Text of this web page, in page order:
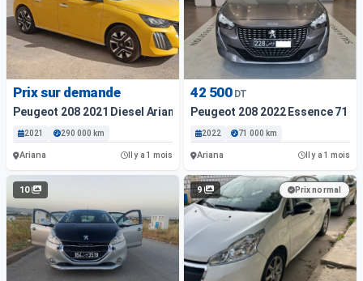
Prix sur demande
Peugeot 208 2021 Diesel Ariana
2021 290 000 km
Ariana Il y a 1 mois
42 500 DT
Peugeot 208 2022 Essence 71
2022 71 000 km
Ariana Il y a 1 mois
10 9 Prix normal